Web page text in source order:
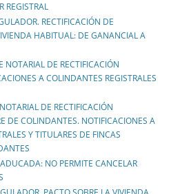
REGISTRAL
RECTIFICACIÓN DE
HABITUAL: DE GANANCIAL A
DE RECTIFICACIÓN
A COLINDANTES REGISTRALES
DE RECTIFICACIÓN
DE COLINDANTES. NOTIFICACIONES A
Y TITULARES DE FINCAS
NO PERMITE CANCELAR